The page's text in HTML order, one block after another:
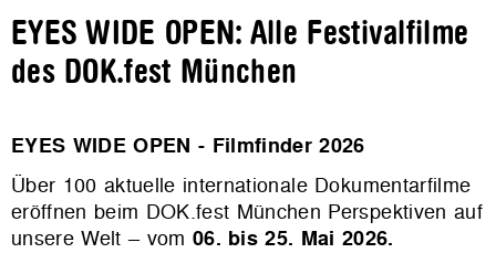
EYES WIDE OPEN: Alle Festivalfilme
des DOK.fest München
EYES WIDE OPEN - Filmfinder 2026
Über 100 aktuelle internationale Dokumentarfilme
eröffnen beim DOK.fest München Perspektiven auf
unsere Welt – vom 06. bis 25. Mai 2026.